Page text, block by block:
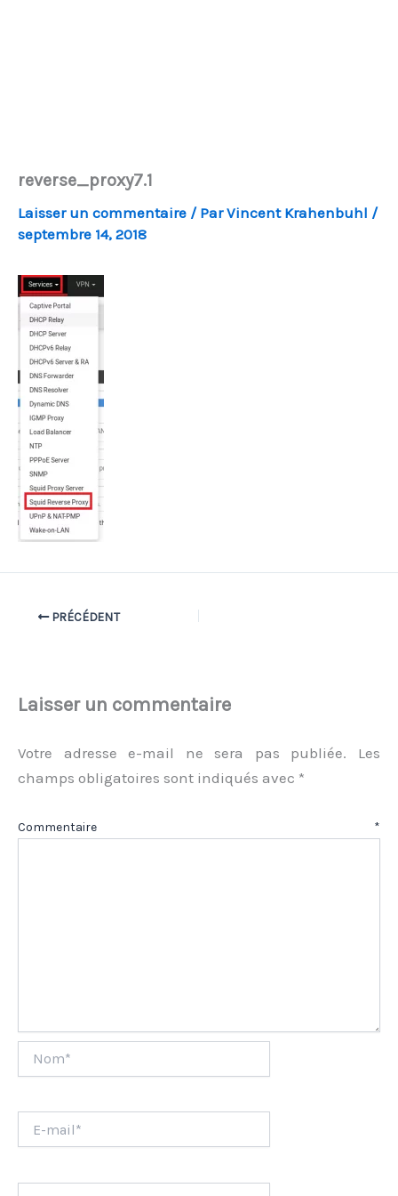
reverse_proxy7.1
Laisser un commentaire / ParVincent Krahenbuhl /
septembre 14, 2018
PRÉCÉDENT
Laisser un commentaire
Votre adresse e-mail ne sera pas publiée.
Les
champs obligatoires sont indiqués avec *
Commentaire *
mail*